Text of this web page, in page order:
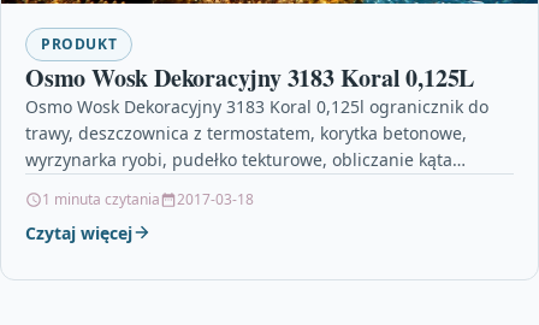
PRODUKT
Osmo Wosk Dekoracyjny 3183 Koral 0,125L
Osmo Wosk Dekoracyjny 3183 Koral 0,125l ogranicznik do
trawy, deszczownica z termostatem, korytka betonowe,
wyrzynarka ryobi, pudełko tekturowe, obliczanie kąta
1 minuta czytania 2017-03-18
Czytaj więcej